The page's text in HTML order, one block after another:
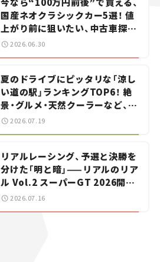
国産ネオクラシックカー5選！ 値
上がり前に狙いたい、中古車探し
をお手伝い――ちょっとイケてるマ
2026.06.30
夏のドライブにピッタリな「涼し
い道の駅」ランキングTOP6！ 絶
景・グルメ・天然クーラーなど、避
暑におすすめのスポットを紹介
【道の駅マニアの推し駅ガイド】
2026.07.19
リアルレーシング、予選と決勝を
分けた「明と暗」——リアルのリア
ル Vol.2 スーパーGT 2026開幕
戦 岡山国際サーキット
2026.07.16